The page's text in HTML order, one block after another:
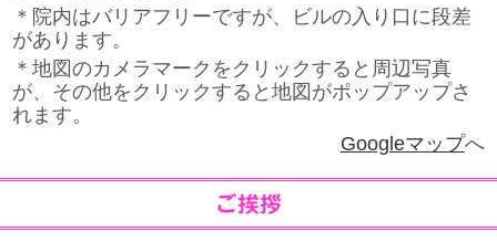
＊院内はバリアフリーですが、ビルの入り口に段差
があります。
＊地図のカメラマークをクリックすると周辺写真
が、その他をクリックすると地図がポップアップさ
れます。
Googleマップへ
ご挨拶